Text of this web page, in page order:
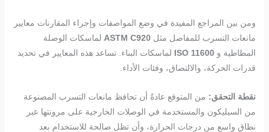
ومن بين المراجع المفيدة في وضع المواصفات وإجراء المقارنات معايير
مانعات التسرب للمفاصل مثل ASTM C920لماسكات الوصلة
المطاطية و ISO 11600 لماسكات البناء. تساعد هذه المعايير في تحديد
قدرات الحركة، والالتصاق، وفئات الأداء.
نقطة التحقق: من المتوقع عادةً أن تحافظ مانعات التسرب المصنوعة
من السيليكون والمستخدمة في الوصلات الخارجية على مرونتها عبر
نطاق واسع من درجات الحرارة، وأن تظل صالحة للاستخدام بعد